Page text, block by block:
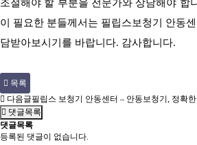
조절해야 할 부분을 전문가와 상담해야 합
이 필요한 분들께서는 필립스보청기 안동
담받아보시기를 바랍니다. 감사합니다.
목록
다음글필립스 보청기 안동센터 – 안동보청기, 정확
댓글목록
댓글목록
등록된 댓글이 없습니다.